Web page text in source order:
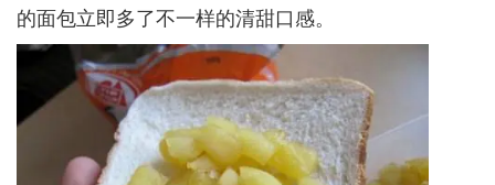
的面包立即多了不一样的清甜口感。­